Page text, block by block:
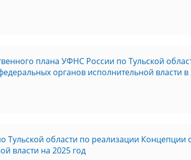
плана УФНС России по Тульской
органов исполнительной власти в
области по реализации Концепции
власти на 2025 год